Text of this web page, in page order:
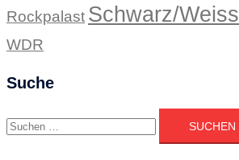
Rockpalast Schwarz/Weiss
WDR
Suche
Suchen
nach: